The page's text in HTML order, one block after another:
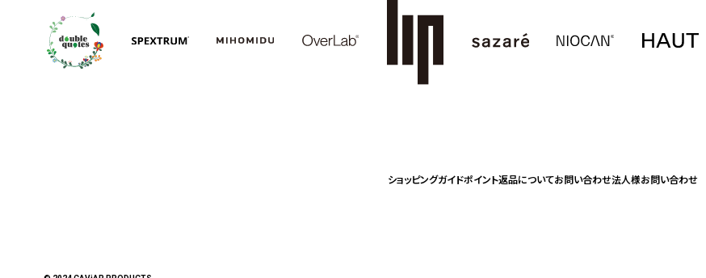
ショッピングガイドポイント返品についてお問い合わせ法人様お問い合わせ